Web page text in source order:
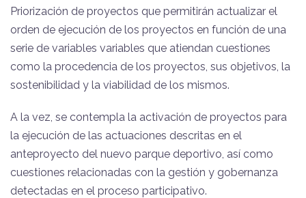
Priorización de proyectos que permitirán actualizar el
orden de ejecución de los proyectos en función de una
serie de variables variables que atiendan cuestiones
como la procedencia de los proyectos, sus objetivos, la
sostenibilidad y la viabilidad de los mismos.
A la vez, se contempla la activación de proyectos para
la ejecución de las actuaciones descritas en el
anteproyecto del nuevo parque deportivo, así como
cuestiones relacionadas con la gestión y gobernanza
detectadas en el proceso participativo.